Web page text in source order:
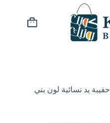
عربة
حقيبة يد نسائية لون بني